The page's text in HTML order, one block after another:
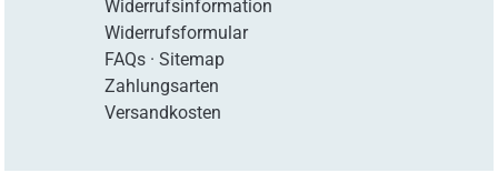
Widerrufsinformation
Widerrufsformular
FAQs· Sitemap
Zahlungsarten
Versandkosten